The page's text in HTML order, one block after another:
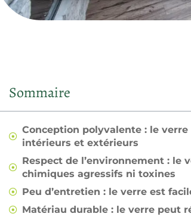
Sommaire
Conception polyvalente : le
intérieurs et extérieurs
Respect de l’environnement :
chimiques agressifs ni toxines
Peu d’entretien : le verre est
Matériau durable : le verre peut